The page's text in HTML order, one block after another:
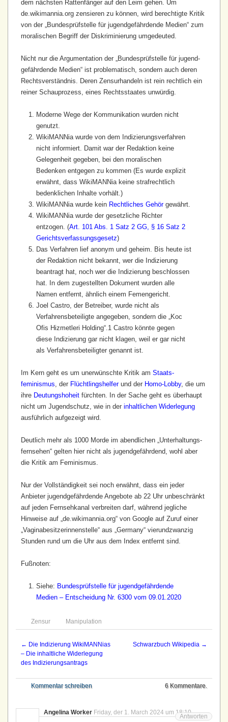
dem nächsten Rattenfänger auf den Leim gehen. Um
de.wikimannia.org zensieren zu können, wird berechtigte Kritik
von der „Bundes­prüfstelle für jugend­gefährdende Medien“ zum
moralischen Begriff der Diskriminierung umgedeuted.
Nicht nur die Argumentation der „Bundes­prüfstelle für jugend­
gefährdende Medien“ ist problematisch, sondern auch deren
Rechts­verständnis. Deren Zensur­handeln ist rein rechtlich ein
reiner Schauprozess, eines Rechtsstaates unwürdig.
Moderne Wege der Kommunikation wurden nicht
genutzt.
WikiMANNia wurde von dem Indizierungs­verfahren
nicht informiert. Damit war der Redaktion keine
Gelegenheit gegeben, bei den moralischen
Bedenken entgegen zu kommen (Es wurde explizit
erwähnt, dass WikiMANNia keine strafrechtlich
bedenklichen Inhalte vorhält.)
WikiMANNia wurde kein Rechtliches Gehörgewährt.
WikiMANNia wurde der gesetzliche Richter
entzogen. (Art. 101 Abs. 1 Satz 2 GG, § 16 Satz 2
Gerichtsverfassungsgesetz)
Das Verfahren lief anonym und geheim. Bis heute ist
der Redaktion nicht bekannt, wer die Indizierung
beantragt hat, noch wer die Indizierung beschlossen
hat. In dem zugestellten Dokument wurden alle
Namen entfernt, ähnlich einem Femengericht.
Joel Castro, der Betreiber, wurde nicht als
Verfahrens­beteiligte angegeben, sondern die „Koc
Ofis Hizmetleri Holding“.1 Castro könnte gegen
diese Indizierung gar nicht klagen, weil er gar nicht
als Verfahrens­beteiligter genannt ist.
Im Kern geht es um unerwünschte Kritik am Staats­
feminismus, der Flüchtlings­helferund der Homo-Lobby, die um
ihre Deutungs­hoheit fürchten. In der Sache geht es überhaupt
nicht um Jugendschutz, wie in der inhaltlichen Widerlegung
ausführlich aufgezeigt wird.
Deutlich mehr als 1000 Morde im abendlichen „Unterhaltungs­
fernsehen“ gelten hier nicht als jugend­gefährdend, wohl aber
die Kritik am Feminismus.
Nur der Vollständigkeit sei noch erwähnt, dass ein jeder
Anbieter jugend­gefährdende Angebote ab 22 Uhr unbeschränkt
auf jeden Fernsehkanal verbreiten darf, während jegliche
Hinweise auf „de.wikimannia.org“ von Google auf Zuruf einer
„Vagina­besitzerinnen­stelle“ aus „Germany“ vier­und­zwanzig
Stunden rund um die Uhr aus dem Index entfernt sind.
Fußnoten:
Siehe: Bundesprüfstelle für jugendgefährdende
Medien – Entscheidung Nr. 6300 vom 09.01.2020
Zensur Manipulation
← Die Indizierung WikiMANNias
– Die inhaltliche Widerlegung
des Indizierungsantrags
Schwarzbuch Wikipedia →
Kommentar schreiben 6 Kommentare.
Angelina Worker Friday, der 1. March 2024 um 18:10
Antworten